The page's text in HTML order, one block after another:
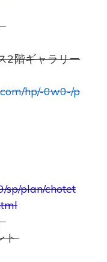
2階ギャラリー
hp/-0w0-/p
sp/plan/chotet
ト